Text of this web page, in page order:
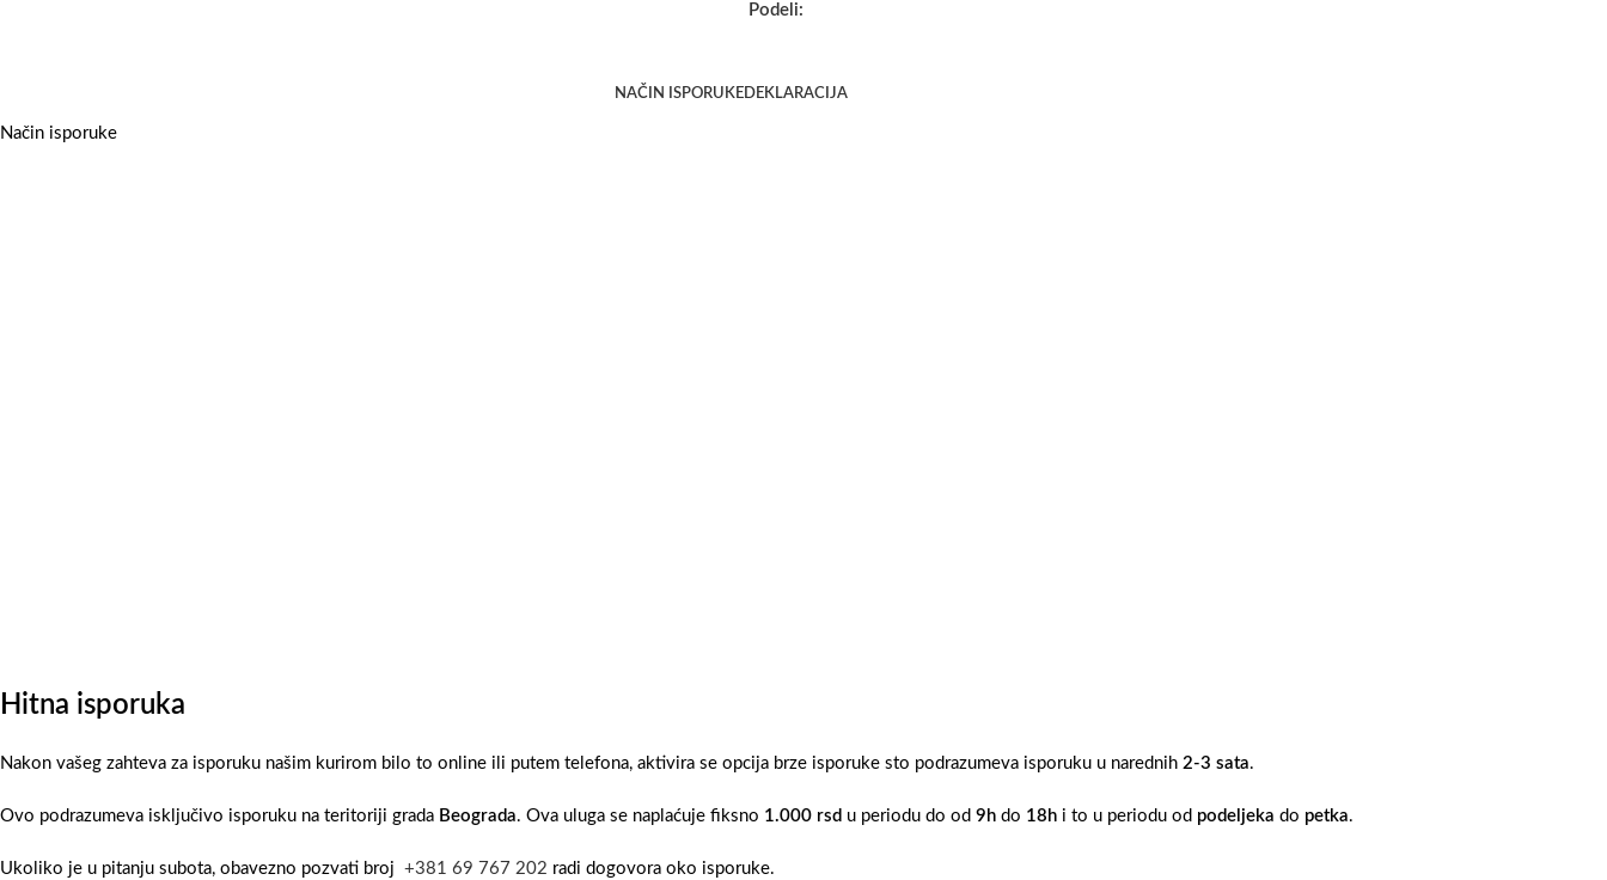
Podeli:
NAČIN ISPORUKEDEKLARACIJA
Način isporuke
Hitna isporuka
Nakon vašeg zahteva za isporuku našim kurirom bilo to online ili putem telefona, aktivira se opcija brze isporuke sto podrazumeva isporuku u narednih 2-3 sata.
Ovo podrazumeva isključivo isporuku na teritoriji grada Beograda. Ova uluga se naplaćuje fiksno 1.000 rsd u periodu do od 9h do 18h i to u periodu od podeljeka do petka.
Ukoliko je u pitanju subota, obavezno pozvati broj +381 69 767 202 radi dogovora oko isporuke.